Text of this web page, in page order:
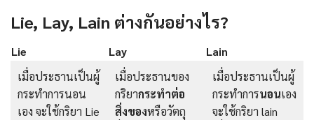
Lie, Lay, Lain ต่างกันอย่างไร?
Lie Lay
Lain
เมื่อประธานเป็นผู้
กระทำการนอน
เอง จะใช้กริยา Lie
เมื่อประธานของ
กริยากระทำต่อ
สิ่งของหรือวัตถุ
เมื่อประธานเป็นผู้
กระทำการนอนเอง
จะใช้กริยา lain